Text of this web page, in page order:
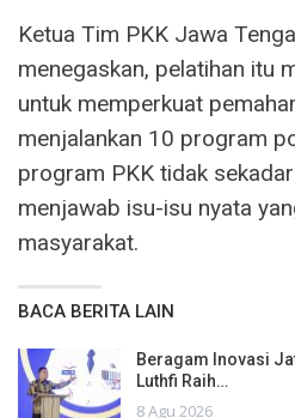
Ketua Tim PKK Jawa
menegaskan, pelatihan itu
untuk memperkuat
menjalankan 10 program
program PKK tidak
menjawab isu-isu nyata
masyarakat.
BACA BERITA LAIN
Beragam Inovasi
Luthfi Raih…
8 Agu 2026